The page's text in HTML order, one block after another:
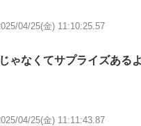
04/25(金) 11:10:25.57
ゃなくてサプライズある
04/25(金) 11:11:43.87